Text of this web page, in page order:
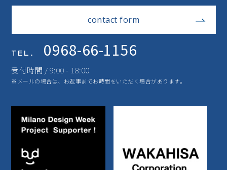
contact form
TEL. 0968-66-1156
受付時間 / 9:00 - 18:00
※メールの場合は、お返事までお時間をいただく場合があります。